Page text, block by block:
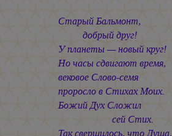
Старый Бальмонт,
добрый друг!
У планеты — новый круг!
Но часы сдвигают время,
вековое Слово-семя
проросло в Стихах Моих.
Божий Дух Сложил
сей Стих.
Так свершилось, что Душа,